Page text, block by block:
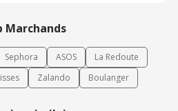
Marchands
Sephora ASOS
La Redoute
Zalando Boulanger